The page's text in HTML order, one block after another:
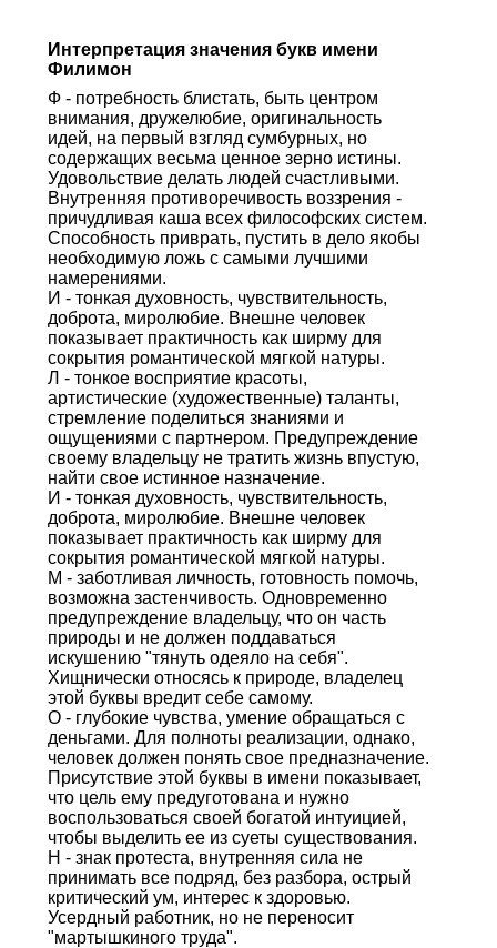
Интерпретация значения букв имени
Филимон
Ф - потребность блистать, быть центром
внимания, дружелюбие, оригинальность
идей, на первый взгляд сумбурных, но
содержащих весьма ценное зерно истины.
Удовольствие делать людей счастливыми.
Внутренняя противоречивость воззрения -
причудливая каша всех философских систем.
Способность приврать, пустить в дело якобы
необходимую ложь с самыми лучшими
намерениями.
И - тонкая духовность, чувствительность,
доброта, миролюбие. Внешне человек
показывает практичность как ширму для
сокрытия романтической мягкой натуры.
Л - тонкое восприятие красоты,
артистические (художественные) таланты,
стремление поделиться знаниями и
ощущениями с партнером. Предупреждение
своему владельцу не тратить жизнь впустую,
найти свое истинное назначение.
И - тонкая духовность, чувствительность,
доброта, миролюбие. Внешне человек
показывает практичность как ширму для
сокрытия романтической мягкой натуры.
М - заботливая личность, готовность помочь,
возможна застенчивость. Одновременно
предупреждение владельцу, что он часть
природы и не должен поддаваться
искушению "тянуть одеяло на себя".
Хищнически относясь к природе, владелец
этой буквы вредит себе самому.
О - глубокие чувства, умение обращаться с
деньгами. Для полноты реализации, однако,
человек должен понять свое предназначение.
Присутствие этой буквы в имени показывает,
что цель ему предуготована и нужно
воспользоваться своей богатой интуицией,
чтобы выделить ее из суеты существования.
Н - знак протеста, внутренняя сила не
принимать все подряд, без разбора, острый
критический ум, интерес к здоровью.
Усердный работник, но не переносит
"мартышкиного труда".